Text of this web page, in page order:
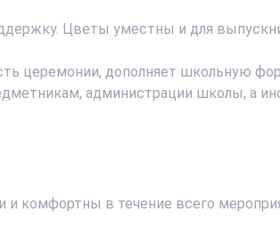
Цветы уместны и для
церемонии, дополняет школьную
администрации школы, а
комфортны в течение всего